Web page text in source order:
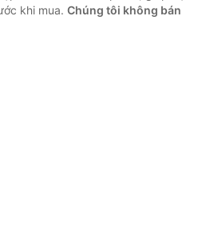
khi mua. Chúng tôi không bán